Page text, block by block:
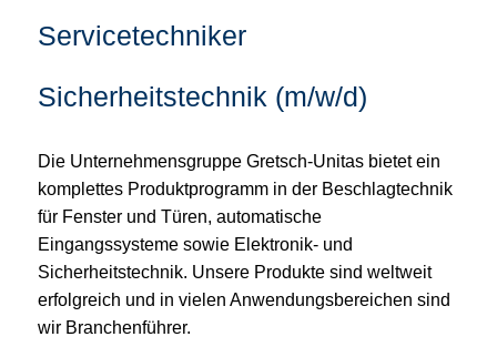
Servicetechniker
Sicherheitstechnik (m/w/d)
Die Unternehmensgruppe Gretsch-Unitas bietet ein
komplettes Produktprogramm in der Beschlagtechnik
für Fenster und Türen, automatische
Eingangssysteme sowie Elektronik- und
Sicherheitstechnik. Unsere Produkte sind weltweit
erfolgreich und in vielen Anwendungsbereichen sind
wir Branchenführer.